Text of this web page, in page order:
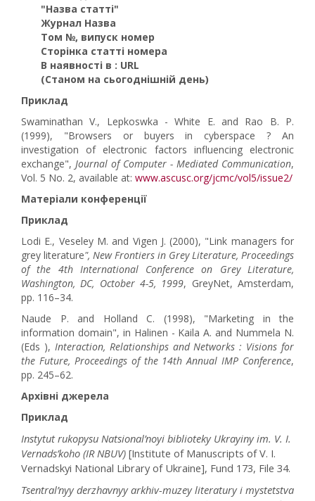
"Назва статті"
Журнал Назва
Том №, випуск номер
Сторінка статті номера
В наявності в : URL
(Станом на сьогоднішній день)
Приклад
Swaminathan V., Lepkoswka - White E. and Rao B. P.
(1999), "Browsers or buyers in cyberspace ? An
investigation of electronic factors influencing electronic
exchange", Journal of Computer - Mediated Communication,
Vol. 5 No. 2, available at: www.ascusc.org/jcmc/vol5/issue2/
Матеріали конференції
Приклад
Lodi E., Veseley M. and Vigen J. (2000), "Link managers for
grey literature", New Frontiers in Grey Literature, Proceedings
of the 4th International Conference on Grey Literature,
Washington, DC, October 4-5, 1999, GreyNet, Amsterdam,
pp. 116–34.
Naude P. and Holland C. (1998), "Marketing in the
information domain", in Halinen - Kaila A. and Nummela N.
(Eds ), Interaction, Relationships and Networks : Visions for
the Future, Proceedings of the 14th Annual IMP Conference,
pp. 245–62.
Архівні джерела
Приклад
Instytut rukopysu Natsional’noyi biblioteky Ukrayiny im. V. I.
Vernads’koho (IR NBUV) [Institute of Manuscripts of V. I.
Vernadskyi National Library of Ukraine], Fund 173, File 34.
Tsentral’nyy derzhavnyy arkhiv-muzey literatury i mystetstva